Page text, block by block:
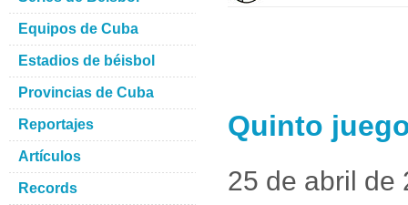
Quinto
25 de abril de
Equipos de Cuba
Estadios de béisbol
Provincias de Cuba
Reportajes
Artículos
Records